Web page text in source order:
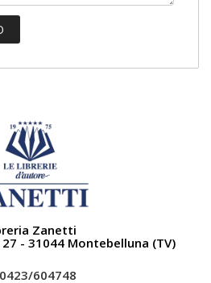
Zanetti
- 31044 Montebelluna (TV)
0423/604748